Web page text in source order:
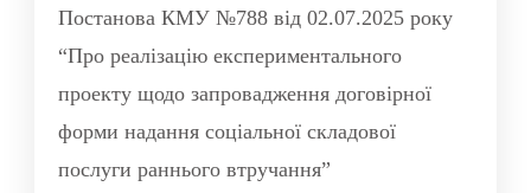
Постанова КМУ №788 від 02.07.2025 року
“Про реалізацію експериментального
проекту щодо запровадження договірної
форми надання соціальної складової
послуги раннього втручання”